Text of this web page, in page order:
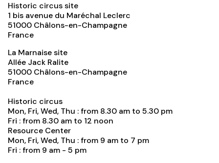
Historic circus site
1 bis avenue du Maréchal Leclerc
51000 Châlons-en-Champagne
France
La Marnaise site
Allée Jack Ralite
51000 Châlons-en-Champagne
France
Historic circus
Mon, Fri, Wed, Thu : from 8.30 am to 5.30 pm
Fri : from 8.30 am to 12 noon
Resource Center
Mon, Fri, Wed, Thu : from 9 am to 7 pm
Fri : from 9 am - 5 pm